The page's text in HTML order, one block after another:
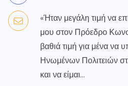
«Ήταν μεγάλη τιμή να
μου στον Πρόεδρο
βαθιά τιμή για μένα
Ηνωμένων Πολιτειών
και να είμαι…